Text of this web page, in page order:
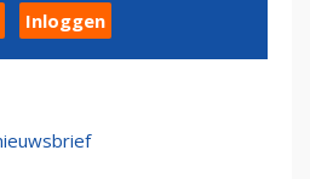
Inloggen